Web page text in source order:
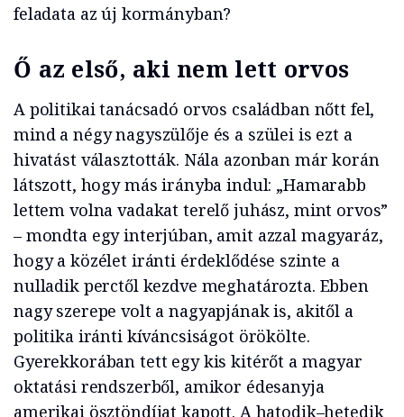
feladata az új kormányban?
Ő az első, aki nem lett orvos
A politikai tanácsadó orvos családban nőtt fel,
mind a négy nagyszülője és a szülei is ezt a
hivatást választották. Nála azonban már korán
látszott, hogy más irányba indul: „Hamarabb
lettem volna vadakat terelő juhász, mint orvos”
– mondta egy interjúban, amit azzal magyaráz,
hogy a közélet iránti érdeklődése szinte a
nulladik perctől kezdve meghatározta. Ebben
nagy szerepe volt a nagyapjának is, akitől a
politika iránti kíváncsiságot örökölte.
Gyerekkorában tett egy kis kitérőt a magyar
oktatási rendszerből, amikor édesanyja
amerikai ösztöndíjat kapott. A hatodik–hetedik